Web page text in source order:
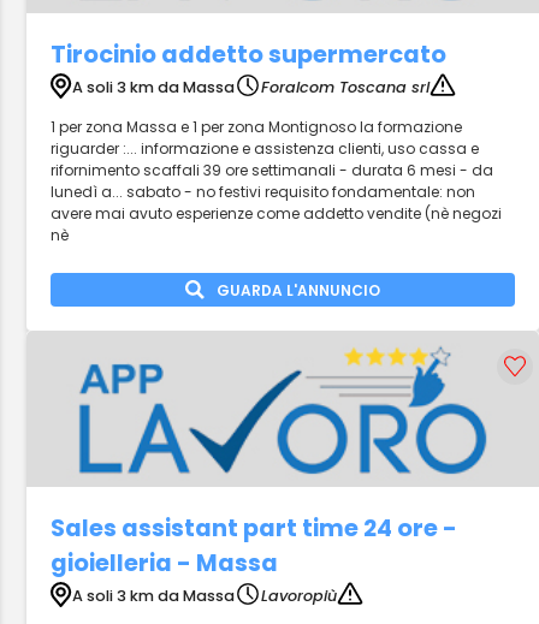
Tirocinio addetto supermercato
A soli 3 km da Massa
Foralcom Toscana srl
1 per zona Massa e 1 per zona Montignoso la formazione
riguarder :... informazione e assistenza clienti, uso cassa e
rifornimento scaffali 39 ore settimanali - durata 6 mesi - da
lunedì a... sabato - no festivi requisito fondamentale: non
avere mai avuto esperienze come addetto vendite (nè negozi
nè
GUARDA L'ANNUNCIO
Sales assistant part time 24 ore -
gioielleria - Massa
A soli 3 km da Massa
Lavoropiù